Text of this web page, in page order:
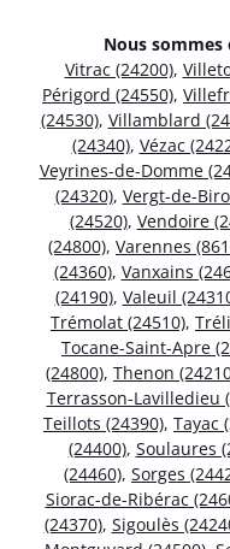
Nous
Vitrac (24200),
Périgord (24550),
(24530), Villamblard
(24340), Vézac
Veyrines-de-Domme
(24320), Vergt-de-
(24520), Vendoire
(24800), Varennes
(24360), Vanxains
(24190), Valeuil
Trémolat (24510),
Tocane-Saint-Apre
(24800), Thenon
Terrasson-Lavilledieu
Teillots (24390), Tayac
(24400), Soulaures
(24460), Sorges
Siorac-de-Ribérac
(24370), Sigoulès